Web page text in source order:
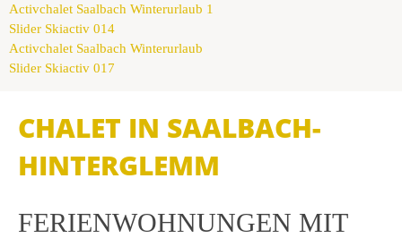
Activchalet Saalbach Winterurlaub 1
Slider Skiactiv 014
Activchalet Saalbach Winterurlaub
Slider Skiactiv 017
CHALET IN SAALBACH-
HINTERGLEMM
FERIENWOHNUNGEN MIT